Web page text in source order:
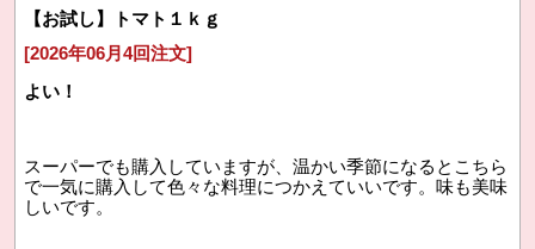
【お試し】トマト１ｋｇ
[2026年06月4回注文]
よい！
スーパーでも購入していますが、温かい季節になるとこちら
で一気に購入して色々な料理につかえていいです。味も美味
しいです。